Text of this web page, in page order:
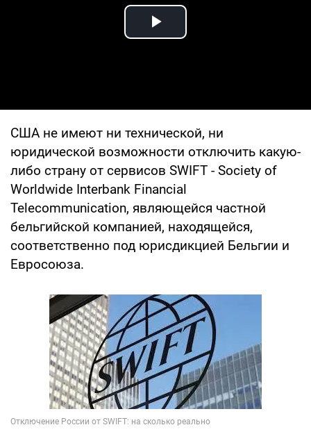
Play Video
США не имеют ни технической, ни
юридической возможности отключить какую-
либо страну от сервисов SWIFT - Society of
Worldwide Interbank Financial
Telecommunication, являющейся частной
бельгийской компанией, находящейся,
соответственно под юрисдикцией Бельгии и
Евросоюза.